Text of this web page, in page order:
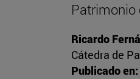
Patrimonio
Ricardo
Cátedra de
Publicado en: